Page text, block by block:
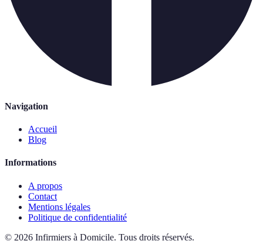
Navigation
Accueil
Blog
Informations
A propos
Contact
Mentions légales
Politique de confidentialité
© 2026 Infirmiers à Domicile. Tous droits réservés.